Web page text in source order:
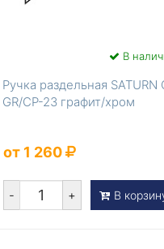
В
Ручка раздельная SATURN
GR/CP-23 графит/хром
от 1 260
- + В